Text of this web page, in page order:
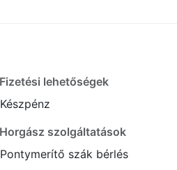
Fizetési lehetőségek
Készpénz
Horgász szolgáltatások
Pontymerítő szák bérlés